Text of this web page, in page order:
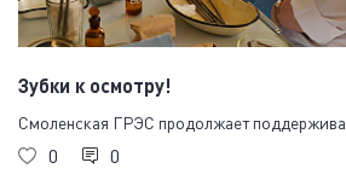
Зубки к осмотру!
Смоленская ГРЭС продолжает
0 0